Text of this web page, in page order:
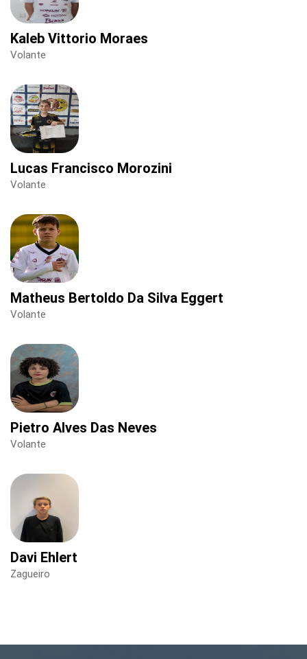
Kaleb Vittorio Moraes
Volante
Lucas Francisco Morozini
Volante
Matheus Bertoldo Da Silva Eggert
Volante
Pietro Alves Das Neves
Volante
Davi Ehlert
Zagueiro